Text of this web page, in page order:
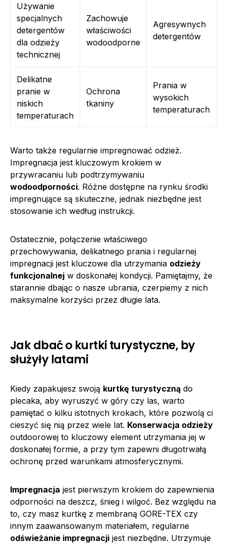
Używanie
specjalnych
detergentów
dla odzieży
technicznej
Zachowuje
właściwości
wodoodporne
Agresywnych
detergentów
Delikatne
pranie w
niskich
temperaturach
Ochrona
tkaniny
Prania w
wysokich
temperaturach
Warto także regularnie impregnować odzież.
Impregnacja jest kluczowym krokiem w
przywracaniu lub podtrzymywaniu
wodoodporności. Różne dostępne na rynku środki
impregnujące są skuteczne, jednak niezbędne jest
stosowanie ich według instrukcji.
Ostatecznie, połączenie właściwego
przechowywania, delikatnego prania i regularnej
impregnacji jest kluczowe dla utrzymania odzieży
funkcjonalnej w doskonałej kondycji. Pamiętajmy, że
starannie dbając o nasze ubrania, czerpiemy z nich
maksymalne korzyści przez długie lata.
Jak dbać o kurtki turystyczne, by
służyły latami
Kiedy zapakujesz swoją kurtkę turystyczną do
plecaka, aby wyruszyć w góry czy las, warto
pamiętać o kilku istotnych krokach, które pozwolą ci
cieszyć się nią przez wiele lat. Konserwacja odzieży
outdoorowej to kluczowy element utrzymania jej w
doskonałej formie, a przy tym zapewni długotrwałą
ochronę przed warunkami atmosferycznymi.
Impregnacja jest pierwszym krokiem do zapewnienia
odporności na deszcz, śnieg i wilgoć. Bez względu na
to, czy masz kurtkę z membraną GORE-TEX czy
innym zaawansowanym materiałem, regularne
odświeżanie impregnacji jest niezbędne. Utrzymuje